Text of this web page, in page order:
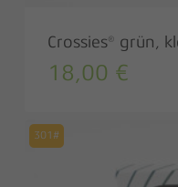
Crossies® grün,
18,00 €
301#